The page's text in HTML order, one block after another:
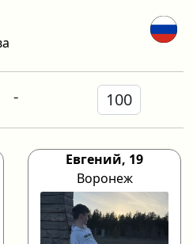
-
Евгений, 19
Воронеж